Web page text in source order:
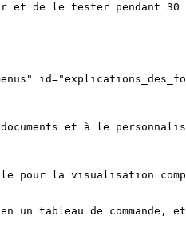
et de le tester pendant 30
et à le
la visualisation
tableau de commande,